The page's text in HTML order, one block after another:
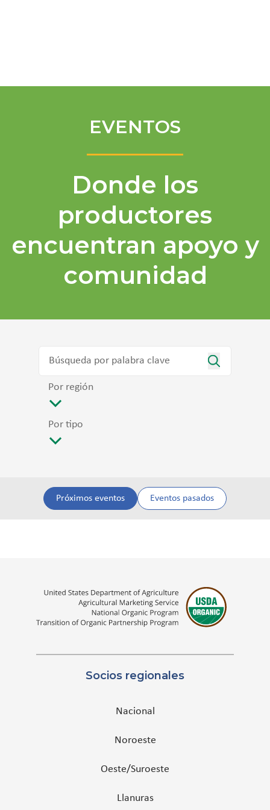
EVENTOS
Donde los
productores
encuentran apoyo y
comunidad
Por región
Por tipo
Próximos eventos Eventos pasados
Socios regionales
Nacional
Noroeste
Oeste/Suroeste
Llanuras